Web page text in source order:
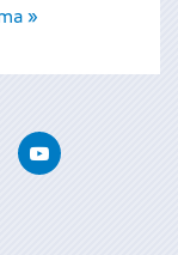
»
Youtube